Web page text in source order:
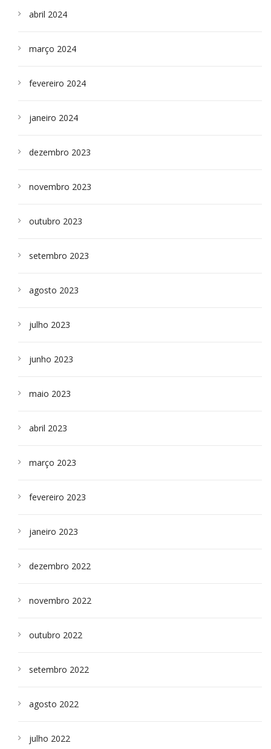
abril 2024
março 2024
fevereiro 2024
janeiro 2024
dezembro 2023
novembro 2023
outubro 2023
setembro 2023
agosto 2023
julho 2023
junho 2023
maio 2023
abril 2023
março 2023
fevereiro 2023
janeiro 2023
dezembro 2022
novembro 2022
outubro 2022
setembro 2022
agosto 2022
julho 2022